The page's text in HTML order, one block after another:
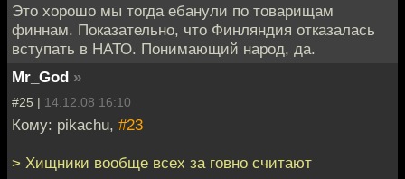
Это хорошо мы тогда ебанули по товарищам
финнам. Показательно, что Финляндия отказалась
вступать в НАТО. Понимающий народ, да.
Mr_God »
#25 | 14.12.08 16:10
Кому: pikachu, #23
> Хищники вообще всех за говно считают